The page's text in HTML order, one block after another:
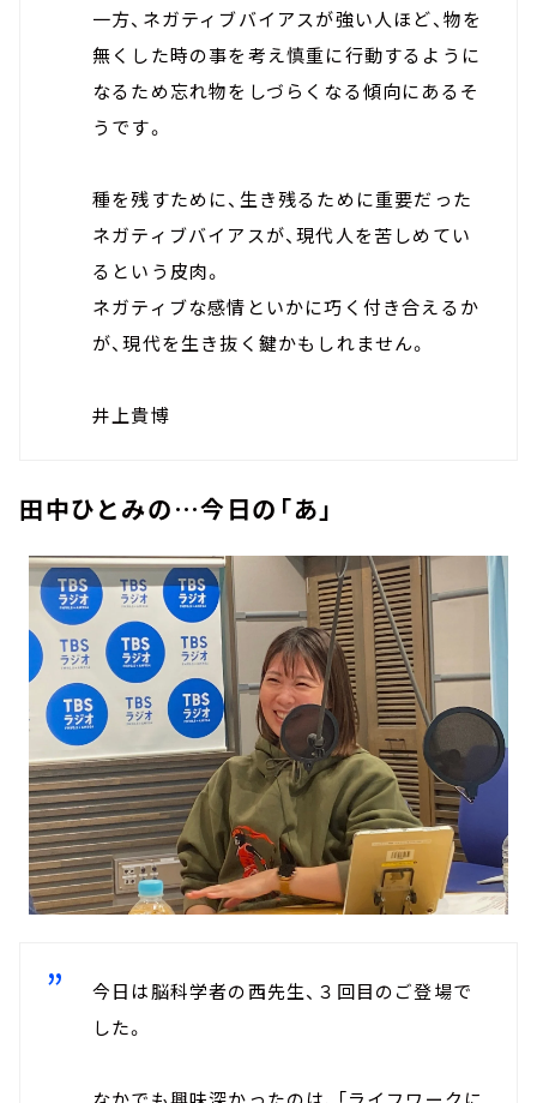
一方、ネガティブバイアスが強い人ほど、物を
無くした時の事を考え慎重に行動するように
なるため忘れ物をしづらくなる傾向にあるそ
うです。
種を残すために、生き残るために重要だった
ネガティブバイアスが、現代人を苦しめてい
るという皮肉。
ネガティブな感情といかに巧く付き合えるか
が、現代を生き抜く鍵かもしれません。
井上貴博
田中ひとみの…今日の「あ」
今日は脳科学者の西先生、３回目のご登場で
した。